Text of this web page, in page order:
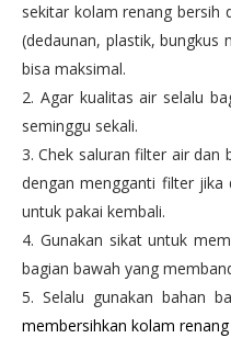
sekitar kolam renang bersih
(dedaunan, plastik, bungkus
bisa maksimal.
2. Agar kualitas air selalu
seminggu sekali.
3. Chek saluran filter air dan
dengan mengganti filter
untuk pakai kembali.
4. Gunakan sikat untuk
bagian bawah yang
5. Selalu gunakan bahan
membersihkan kolam renang